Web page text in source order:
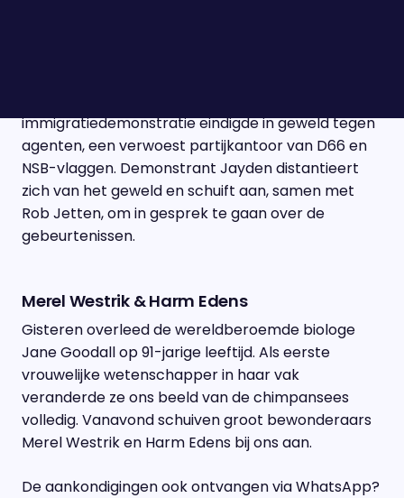
immigratiedemonstratie eindigde in geweld tegen
agenten, een verwoest partijkantoor van D66 en
NSB-vlaggen. Demonstrant Jayden distantieert
zich van het geweld en schuift aan, samen met
Rob Jetten, om in gesprek te gaan over de
gebeurtenissen.
Merel Westrik & Harm Edens
Gisteren overleed de wereldberoemde biologe
Jane Goodall op 91-jarige leeftijd. Als eerste
vrouwelijke wetenschapper in haar vak
veranderde ze ons beeld van de chimpansees
volledig. Vanavond schuiven groot bewonderaars
Merel Westrik en Harm Edens bij ons aan.
De aankondigingen ook ontvangen via WhatsApp?